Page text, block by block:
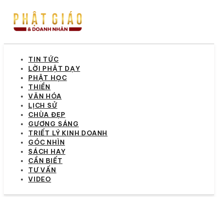
TIN TỨC
LỜI PHẬT DẠY
PHẬT HỌC
THIỀN
VĂN HÓA
LỊCH SỬ
CHÙA ĐẸP
GƯƠNG SÁNG
TRIẾT LÝ KINH DOANH
GÓC NHÌN
SÁCH HAY
CẦN BIẾT
TƯ VẤN
VIDEO